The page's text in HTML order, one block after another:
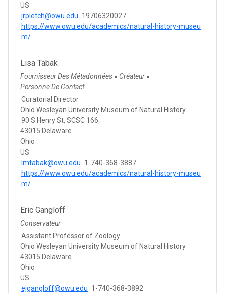
US
jrpletch@owu.edu 19706320027
https://www.owu.edu/academics/natural-history-museu
m/
Lisa Tabak
Fournisseur Des Métadonnées ● Créateur ●
Personne De Contact
Curatorial Director
Ohio Wesleyan University Museum of Natural History
90 S Henry St, SCSC 166
43015 Delaware
Ohio
US
lmtabak@owu.edu 1-740-368-3887
https://www.owu.edu/academics/natural-history-museu
m/
Eric Gangloff
Conservateur
Assistant Professor of Zoology
Ohio Wesleyan University Museum of Natural History
43015 Delaware
Ohio
US
ejgangloff@owu.edu 1-740-368-3892